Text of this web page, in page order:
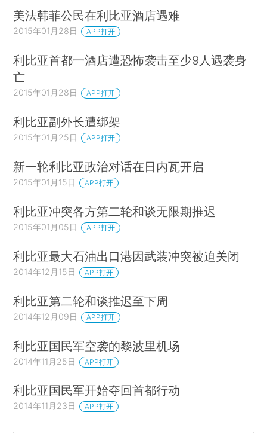
美法韩菲公民在利比亚酒店遇难
2015年01月28日 APP打开
利比亚首都一酒店遭恐怖袭击至少9人遇袭身
亡
2015年01月28日 APP打开
利比亚副外长遭绑架
2015年01月25日 APP打开
新一轮利比亚政治对话在日内瓦开启
2015年01月15日 APP打开
利比亚冲突各方第二轮和谈无限期推迟
2015年01月05日 APP打开
利比亚最大石油出口港因武装冲突被迫关闭
2014年12月15日 APP打开
利比亚第二轮和谈推迟至下周
2014年12月09日 APP打开
利比亚国民军空袭的黎波里机场
2014年11月25日 APP打开
利比亚国民军开始夺回首都行动
2014年11月23日 APP打开